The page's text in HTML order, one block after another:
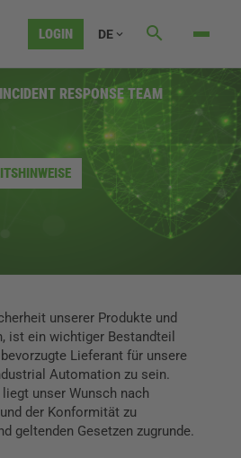
LOGIN DE
RESPONSE TEAM
unserer Produkte und
ist ein wichtiger Bestandteil
Lieferant für unsere
Automation zu sein.
unser Wunsch nach
der Konformität zu
geltenden Gesetzen zugrunde.